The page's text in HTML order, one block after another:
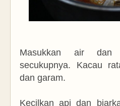
Masukkan air
secukupnya. Kacau
dan garam.
Kecilkan api dan